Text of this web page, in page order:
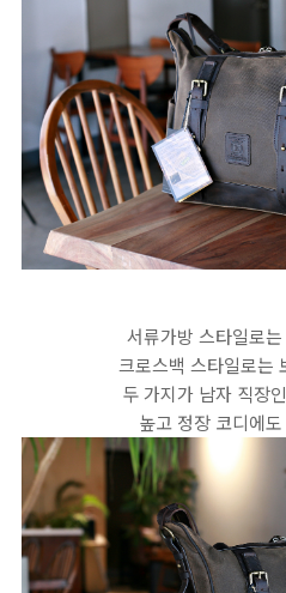
서류가방 스타일로
크로스백 스타일로는
두 가지가 남자 직장
높고 정장 코디에